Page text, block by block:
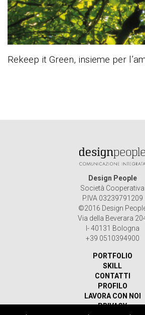
Rekeep it Green, insieme per
Design People
Società Cooperativa
P.IVA 03239791209
©2016 Design
Via della Beverara
I- 40131 Bologna
+39 0510394900
PORTFOLIO
SKILL
CONTATTI
PROFILO
LAVORA CON NOI
PRIVACY